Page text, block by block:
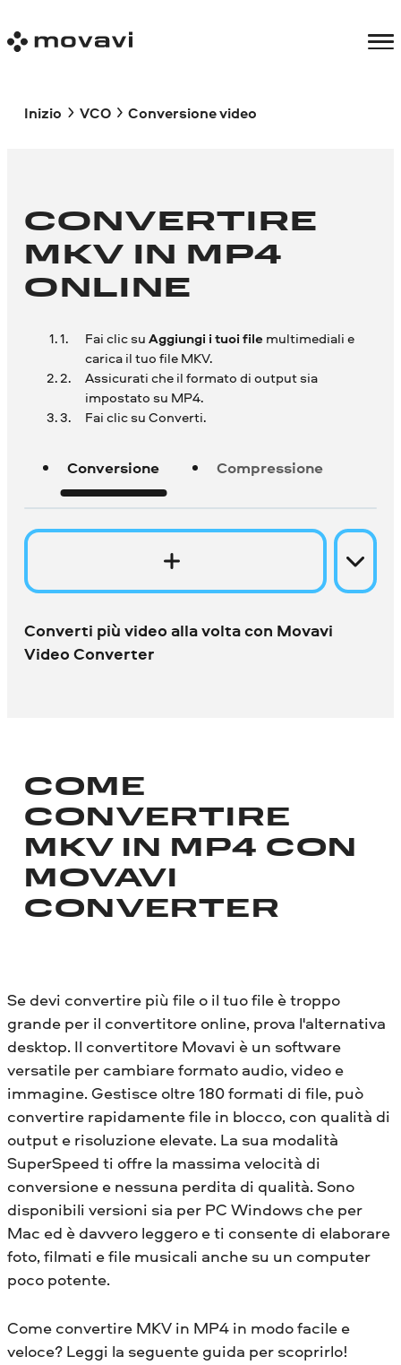
Inizio VCO Conversione video
CONVERTIRE
MKV IN MP4
ONLINE
Fai clic suAggiungi i tuoi filemultimediali e
carica il tuo file MKV.
Assicurati che il formato di output sia
impostato su MP4.
Fai clic su Converti.
Conversione Compressione
Converti più video alla volta con Movavi
Video Converter
COME
CONVERTIRE
MKV IN MP4 CON
MOVAVI
CONVERTER
Se devi convertire più file o il tuo file è troppo
grande per il convertitore online, prova l'alternativa
desktop. Il convertitore Movavi è un software
versatile per cambiare formato audio, video e
immagine. Gestisce oltre 180 formati di file, può
convertire rapidamente file in blocco, con qualità di
output e risoluzione elevate. La sua modalità
SuperSpeed ​​ti offre la massima velocità di
conversione e nessuna perdita di qualità. Sono
disponibili versioni sia per PC Windows che per
Mac ed è davvero leggero e ti consente di elaborare
foto, filmati e file musicali anche su un computer
poco potente.
Come convertire MKV in MP4 in modo facile e
veloce? Leggi la seguente guida per scoprirlo!